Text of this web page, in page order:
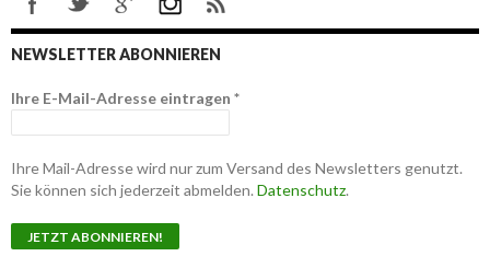
NEWSLETTER ABONNIEREN
Ihre E-Mail-Adresse eintragen *
Ihre Mail-Adresse wird nur zum Versand des Newsletters genutzt.
Sie können sich jederzeit abmelden. Datenschutz.